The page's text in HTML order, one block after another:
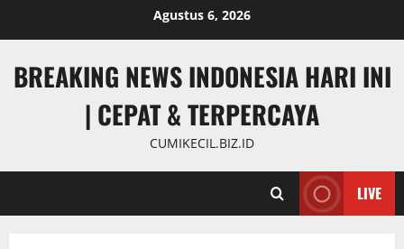
Agustus 6, 2026
BREAKING NEWS INDONESIA HARI INI
| CEPAT & TERPERCAYA
CUMIKECIL.BIZ.ID
LIVE